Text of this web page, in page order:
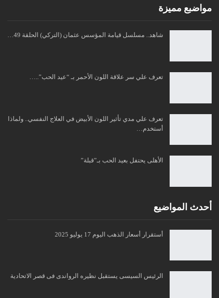
مواضبع مميزة
شاهد.. مسلسل قيامة المؤسس عثمان (التركي) الحلقة 49…
تعرف علي سر علاقة اللون الأحمر بـ “عيد الحب”..…
تعرف علي مدي تأثير اللون الأبيض في العلاج النفسي.. ولماذا
أستخدم…
الأهلى يحتفل بعيد الحب بـ”قبلة”
أحدث المواضيع
أستقرار أسعار الذهب اليوم 17 يوليو 2025
الرئيس السيسى يستقبل نظيره الرواندى فى قصر الاتحادية